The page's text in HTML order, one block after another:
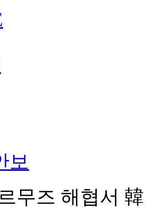
보
무즈 해협서